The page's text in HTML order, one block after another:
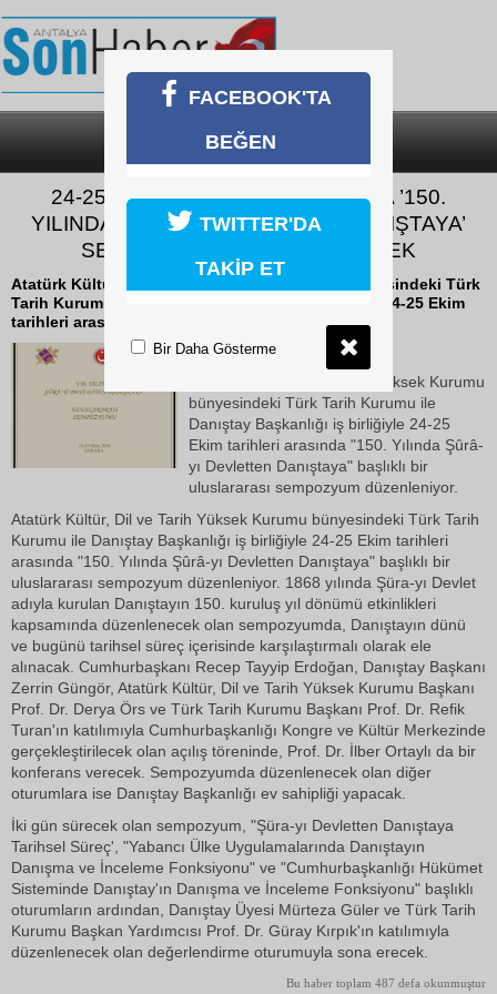
SON DAKİKA
24-25 EKİM TARİHLERİ ARASINDA ’150.
YILINDA ŞÜRA-YI DEVLETTEN DANIŞTAYA’
SEMPOZYUMU DÜZENLENECEK
Atatürk Kültür, Dil ve Tarih Yüksek Kurumu bünyesindeki Türk
Tarih Kurumu ile Danıştay Başkanlığı iş birliğiyle 24-25 Ekim
tarihleri arasında "150....
22 Ekim 2018 Pazartesi 16:58
Atatürk Kültür, Dil ve Tarih Yüksek Kurumu
bünyesindeki Türk Tarih Kurumu ile
Danıştay Başkanlığı iş birliğiyle 24-25
Ekim tarihleri arasında "150. Yılında Şûrâ-
yı Devletten Danıştaya" başlıklı bir
uluslararası sempozyum düzenleniyor.
Atatürk Kültür, Dil ve Tarih Yüksek Kurumu bünyesindeki Türk Tarih
Kurumu ile Danıştay Başkanlığı iş birliğiyle 24-25 Ekim tarihleri
arasında "150. Yılında Şûrâ-yı Devletten Danıştaya" başlıklı bir
uluslararası sempozyum düzenleniyor. 1868 yılında Şüra-yı Devlet
adıyla kurulan Danıştayın 150. kuruluş yıl dönümü etkinlikleri
kapsamında düzenlenecek olan sempozyumda, Danıştayın dünü
ve bugünü tarihsel süreç içerisinde karşılaştırmalı olarak ele
alınacak. Cumhurbaşkanı Recep Tayyip Erdoğan, Danıştay Başkanı
Zerrin Güngör, Atatürk Kültür, Dil ve Tarih Yüksek Kurumu Başkanı
Prof. Dr. Derya Örs ve Türk Tarih Kurumu Başkanı Prof. Dr. Refik
Turan'ın katılımıyla Cumhurbaşkanlığı Kongre ve Kültür Merkezinde
gerçekleştirilecek olan açılış töreninde, Prof. Dr. İlber Ortaylı da bir
konferans verecek. Sempozyumda düzenlenecek olan diğer
oturumlara ise Danıştay Başkanlığı ev sahipliği yapacak.
İki gün sürecek olan sempozyum, "Şüra-yı Devletten Danıştaya
Tarihsel Süreç', "Yabancı Ülke Uygulamalarında Danıştayın
Danışma ve İnceleme Fonksiyonu" ve "Cumhurbaşkanlığı Hükümet
Sisteminde Danıştay'ın Danışma ve İnceleme Fonksiyonu" başlıklı
oturumların ardından, Danıştay Üyesi Mürteza Güler ve Türk Tarih
Kurumu Başkan Yardımcısı Prof. Dr. Güray Kırpık'ın katılımıyla
düzenlenecek olan değerlendirme oturumuyla sona erecek.
Bu haber toplam 487 defa okunmuştur
FACEBOOK'TA
BEĞEN
TWITTER'DA
TAKİP ET
Bir Daha Gösterme